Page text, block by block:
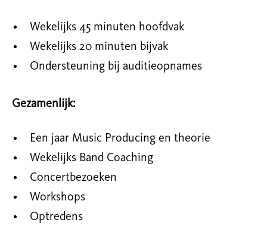
Wekelijks 45 minuten hoofdvak
Wekelijks 20 minuten bijvak
Ondersteuning bij auditieopnames
Gezamenlijk:
Een jaar Music Producing en theorie
Wekelijks Band Coaching
Concertbezoeken
Workshops
Optredens